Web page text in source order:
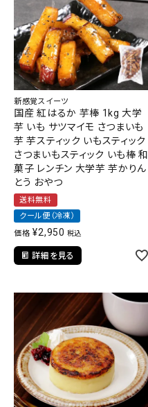
新感覚スイーツ
国産 紅はるか 芋棒 1kg 大学
芋 いも サツマイモ さつまいも
芋 芋スティック いもスティック
さつまいもスティック いも棒 和
菓子 レンチン 大学芋 芋かりん
とう おやつ
送料無料
クール便（冷凍）
価格 ¥2,950 税込
詳細を見る